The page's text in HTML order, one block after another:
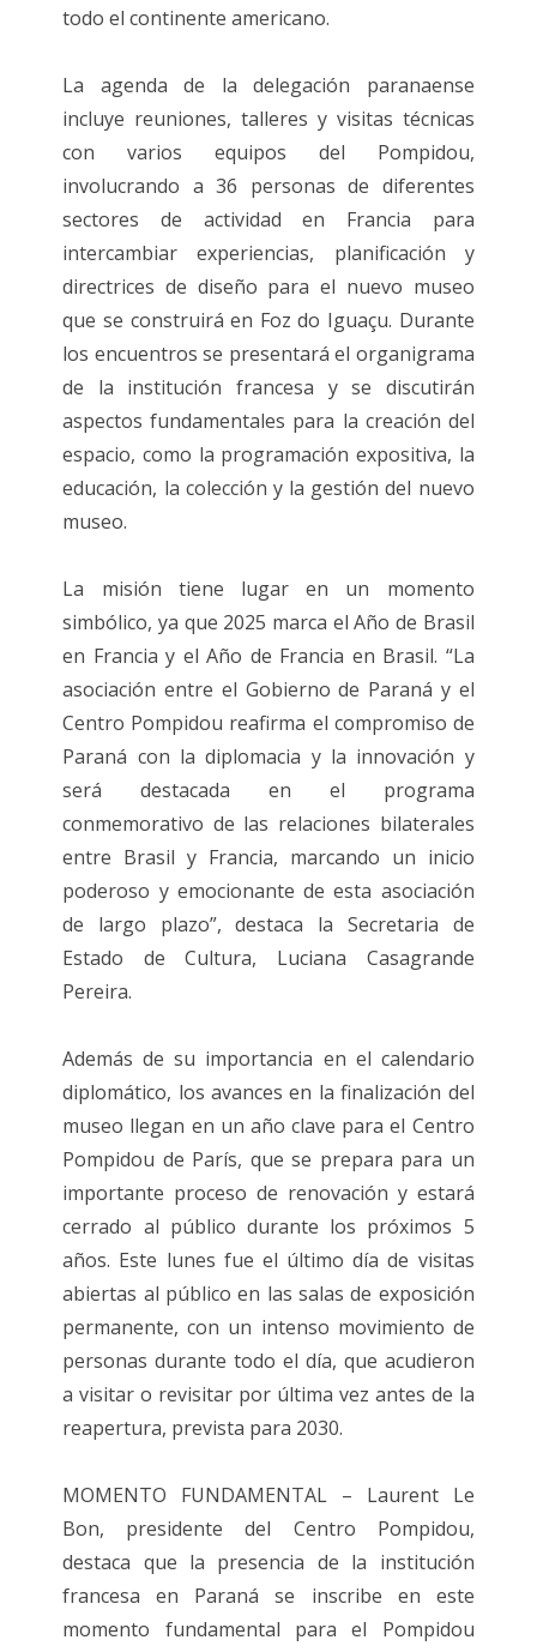
todo el continente americano.
La agenda de la delegación paranaense
incluye reuniones, talleres y visitas técnicas
con varios equipos del Pompidou,
involucrando a 36 personas de diferentes
sectores de actividad en Francia para
intercambiar experiencias, planificación y
directrices de diseño para el nuevo museo
que se construirá en Foz do Iguaçu. Durante
los encuentros se presentará el organigrama
de la institución francesa y se discutirán
aspectos fundamentales para la creación del
espacio, como la programación expositiva, la
educación, la colección y la gestión del nuevo
museo.
La misión tiene lugar en un momento
simbólico, ya que 2025 marca el Año de Brasil
en Francia y el Año de Francia en Brasil. “La
asociación entre el Gobierno de Paraná y el
Centro Pompidou reafirma el compromiso de
Paraná con la diplomacia y la innovación y
será destacada en el programa
conmemorativo de las relaciones bilaterales
entre Brasil y Francia, marcando un inicio
poderoso y emocionante de esta asociación
de largo plazo”, destaca la Secretaria de
Estado de Cultura, Luciana Casagrande
Pereira.
Además de su importancia en el calendario
diplomático, los avances en la finalización del
museo llegan en un año clave para el Centro
Pompidou de París, que se prepara para un
importante proceso de renovación y estará
cerrado al público durante los próximos 5
años. Este lunes fue el último día de visitas
abiertas al público en las salas de exposición
permanente, con un intenso movimiento de
personas durante todo el día, que acudieron
a visitar o revisitar por última vez antes de la
reapertura, prevista para 2030.
MOMENTO FUNDAMENTAL – Laurent Le
Bon, presidente del Centro Pompidou,
destaca que la presencia de la institución
francesa en Paraná se inscribe en este
momento fundamental para el Pompidou